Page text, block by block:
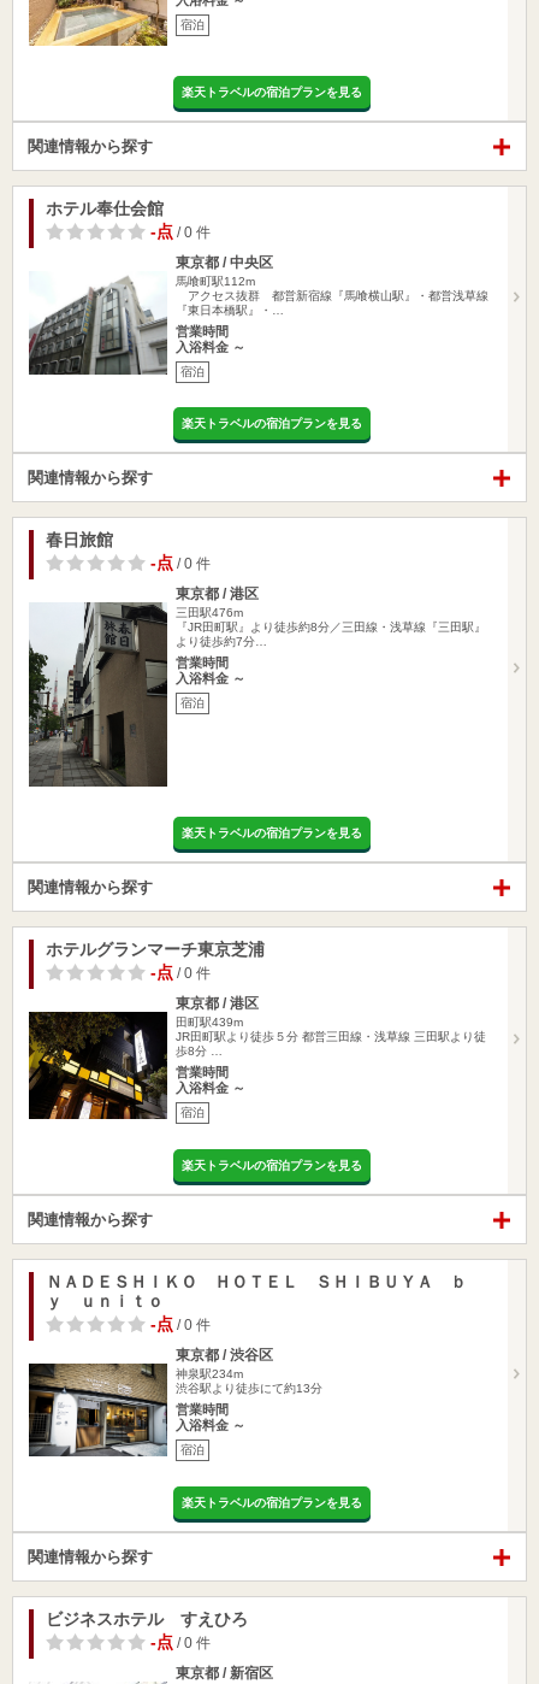
宿泊
楽天トラベルの宿泊プランを見る
関連情報から探す
ホテル奉仕会館
-点 / 0 件
東京都 / 中央区
馬喰町駅112m
アクセス抜群 都営新宿線『馬喰横山駅』・都営浅草線
『東日本橋駅』・…
営業時間
入浴料金 ～
宿泊
楽天トラベルの宿泊プランを見る
関連情報から探す
春日旅館
-点 / 0 件
東京都 / 港区
三田駅476m
『JR田町駅』より徒歩約8分／三田線・浅草線『三田駅』
より徒歩約7分…
営業時間
入浴料金 ～
宿泊
楽天トラベルの宿泊プランを見る
関連情報から探す
ホテルグランマーチ東京芝浦
-点 / 0 件
東京都 / 港区
田町駅439m
JR田町駅より徒歩５分 都営三田線・浅草線 三田駅より徒
歩8分 …
営業時間
入浴料金 ～
宿泊
楽天トラベルの宿泊プランを見る
関連情報から探す
ＮＡＤＥＳＨＩＫＯ ＨＯＴＥＬ ＳＨＩＢＵＹＡ ｂ
ｙ ｕｎｉｔｏ
-点 / 0 件
東京都 / 渋谷区
神泉駅234m
渋谷駅より徒歩にて約13分
営業時間
入浴料金 ～
宿泊
楽天トラベルの宿泊プランを見る
関連情報から探す
ビジネスホテル すえひろ
-点 / 0 件
東京都 / 新宿区